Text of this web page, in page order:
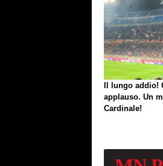
Il lungo addio!
applauso. Un
Cardinale!